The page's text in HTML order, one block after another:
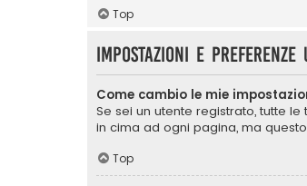
Top
Impostazioni e preferenze
Come cambio le mie
Se sei un utente registrato, tutte
in cima ad ogni pagina, ma
Top